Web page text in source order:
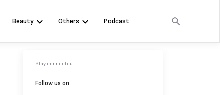
Beauty Others Podcast
Stay connected
Follow us on